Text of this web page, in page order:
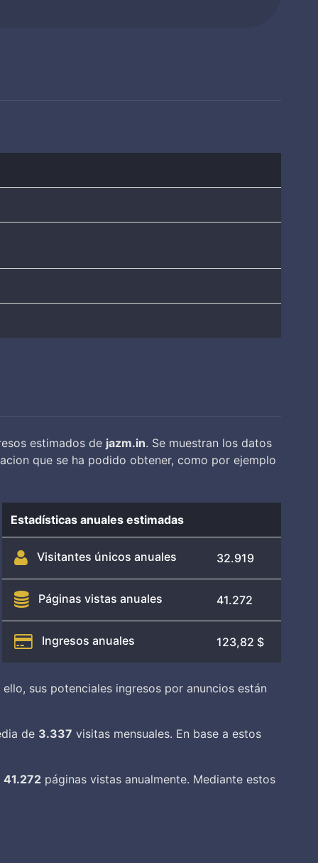
estimados de jazm.in. Se muestran los datos
que se ha podido obtener, como por ejemplo
Estadísticas anuales estimadas
Visitantes únicos anuales 32.919
Páginas vistas anuales 41.272
Ingresos anuales 123,82 $
sus potenciales ingresos por anuncios están
de 3.337 visitas mensuales. En base a estos
41.272 páginas vistas anualmente. Mediante estos